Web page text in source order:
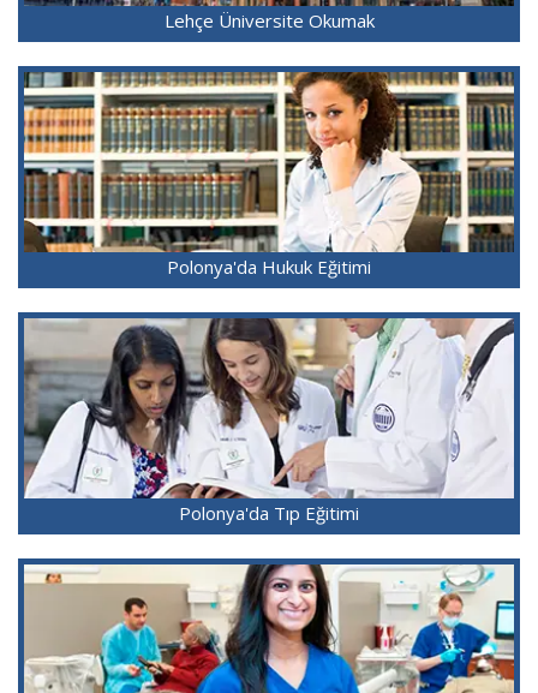
Lehçe Üniversite Okumak
Polonya'da Hukuk Eğitimi
Polonya'da Tıp Eğitimi